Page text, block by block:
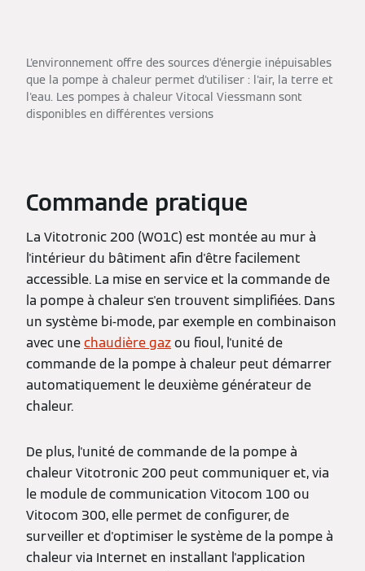
L'environnement offre des sources d'énergie inépuisables
que la pompe à chaleur permet d'utiliser : l'air, la terre et
l'eau. Les pompes à chaleur Vitocal Viessmann sont
disponibles en différentes versions
Commande pratique
La Vitotronic 200 (WO1C) est montée au mur à
l'intérieur du bâtiment afin d'être facilement
accessible. La mise en service et la commande de
la pompe à chaleur s'en trouvent simplifiées. Dans
un système bi-mode, par exemple en combinaison
avec unechaudière gazou fioul, l'unité de
commande de la pompe à chaleur peut démarrer
automatiquement le deuxième générateur de
chaleur.
De plus, l'unité de commande de la pompe à
chaleur Vitotronic 200 peut communiquer et, via
le module de communication Vitocom 100 ou
Vitocom 300, elle permet de configurer, de
surveiller et d'optimiser le système de la pompe à
chaleur via Internet en installant l'application